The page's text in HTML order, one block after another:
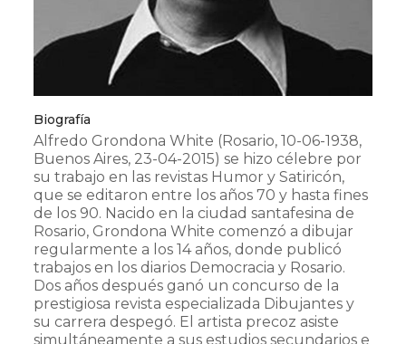
Biografía
Alfredo Grondona White (Rosario, 10-06-1938,
Buenos Aires, 23-04-2015) se hizo célebre por
su trabajo en las revistas Humor y Satiricón,
que se editaron entre los años 70 y hasta fines
de los 90. Nacido en la ciudad santafesina de
Rosario, Grondona White comenzó a dibujar
regularmente a los 14 años, donde publicó
trabajos en los diarios Democracia y Rosario.
Dos años después ganó un concurso de la
prestigiosa revista especializada Dibujantes y
su carrera despegó. El artista precoz asiste
simultáneamente a sus estudios secundarios e